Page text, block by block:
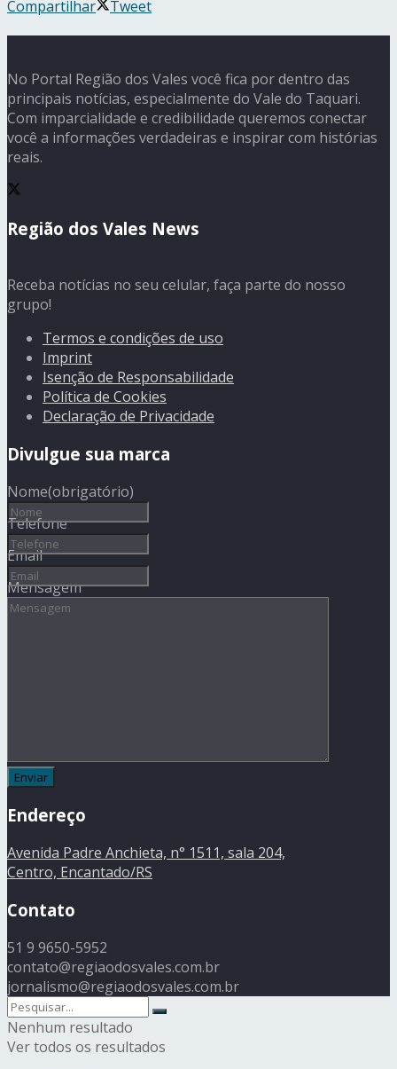
Compartilhar Tweet
No Portal Região dos Vales você fica por dentro das
principais notícias, especialmente do Vale do Taquari.
Com imparcialidade e credibilidade queremos conectar
você a informações verdadeiras e inspirar com histórias
reais.
Região dos Vales News
Receba notícias no seu celular, faça parte do nosso
grupo!
Termos e condições de uso
Imprint
Isenção de Responsabilidade
Política de Cookies
Declaração de Privacidade
Divulgue sua marca
Nome(obrigatório)
Telefone
Email
Mensagem
Endereço
Avenida Padre Anchieta, n° 1511, sala 204,
Centro, Encantado/RS
Contato
51 9 9650-5952
contato@regiaodosvales.com.br
jornalismo@regiaodosvales.com.br
Nenhum resultado
Ver todos os resultados